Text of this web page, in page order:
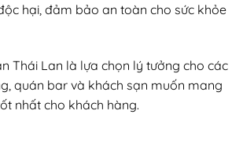
hại, đảm bảo an toàn cho sức khỏe
Thái Lan là lựa chọn lý tưởng cho các
quán bar và khách sạn muốn mang
nhất cho khách hàng.